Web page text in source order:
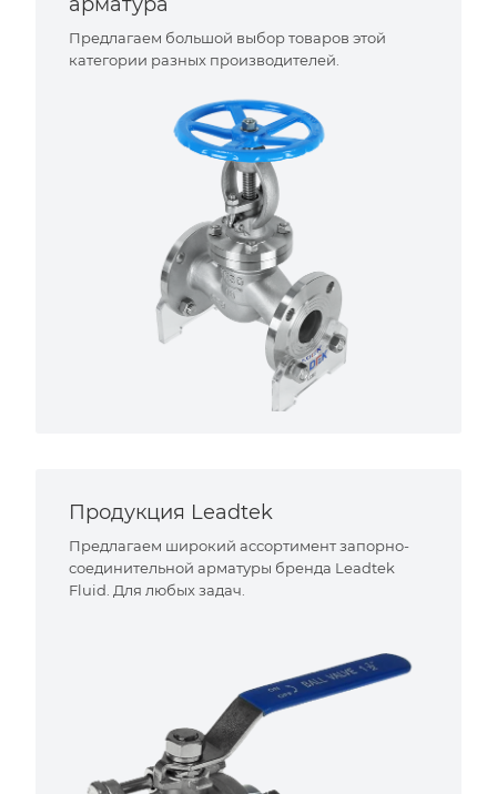
Предлагаем большой выбор товаров этой
категории разных производителей.
Продукция Leadtek
Предлагаем широкий ассортимент запорно-
соединительной арматуры бренда Leadtek
Fluid. Для любых задач.